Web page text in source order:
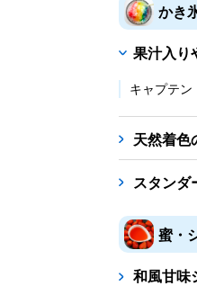
ブロックアイ
台湾かき氷
フレーバー氷
カップ・ス
紙カップ
フローズン
かき
果汁入り
キャプテ
天然着色
スタンダ
蜜・
和風甘味